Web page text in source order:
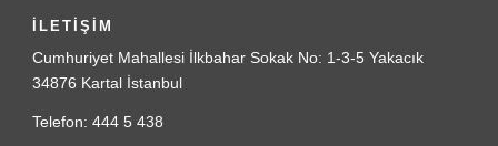
İLETİŞİM
Cumhuriyet Mahallesi İlkbahar Sokak No: 1-3-5 Yakacık
34876 Kartal İstanbul
Telefon: 444 5 438